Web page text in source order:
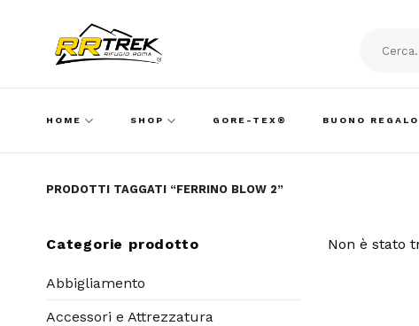
HOME SHOP GORE-TEX® BUONO REGALO
PRODOTTI TAGGATI “FERRINO BLOW 2”
Categorie prodotto
Abbigliamento
Accessori e Attrezzatura
Non è stato